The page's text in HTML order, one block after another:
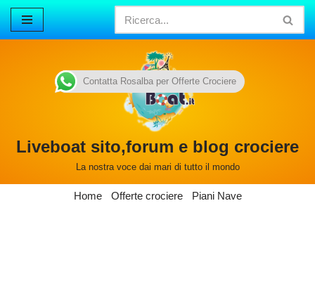
Vai
Liveboat sito,forum e blog crociere
La nostra voce dai mari di tutto il mondo
Home Offerte crociere Piani Nave
Contatta Rosalba per Offerte Crociere